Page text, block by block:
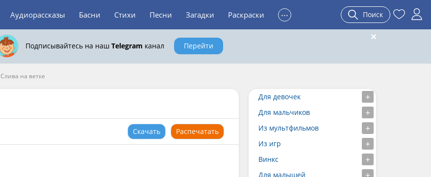
Аудиорассказы Басни Стихи Песни Загадки Раскраски ... Поиск
Подписывайтесь на наш Telegram канал Перейти
Слива на ветке
Скачать Распечатать
Для девочек
Для мальчиков
Из мультфильмов
Из игр
Винкс
Для малышей